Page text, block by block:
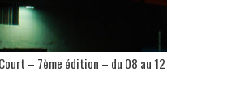
– 7ème édition – du 08 au 12